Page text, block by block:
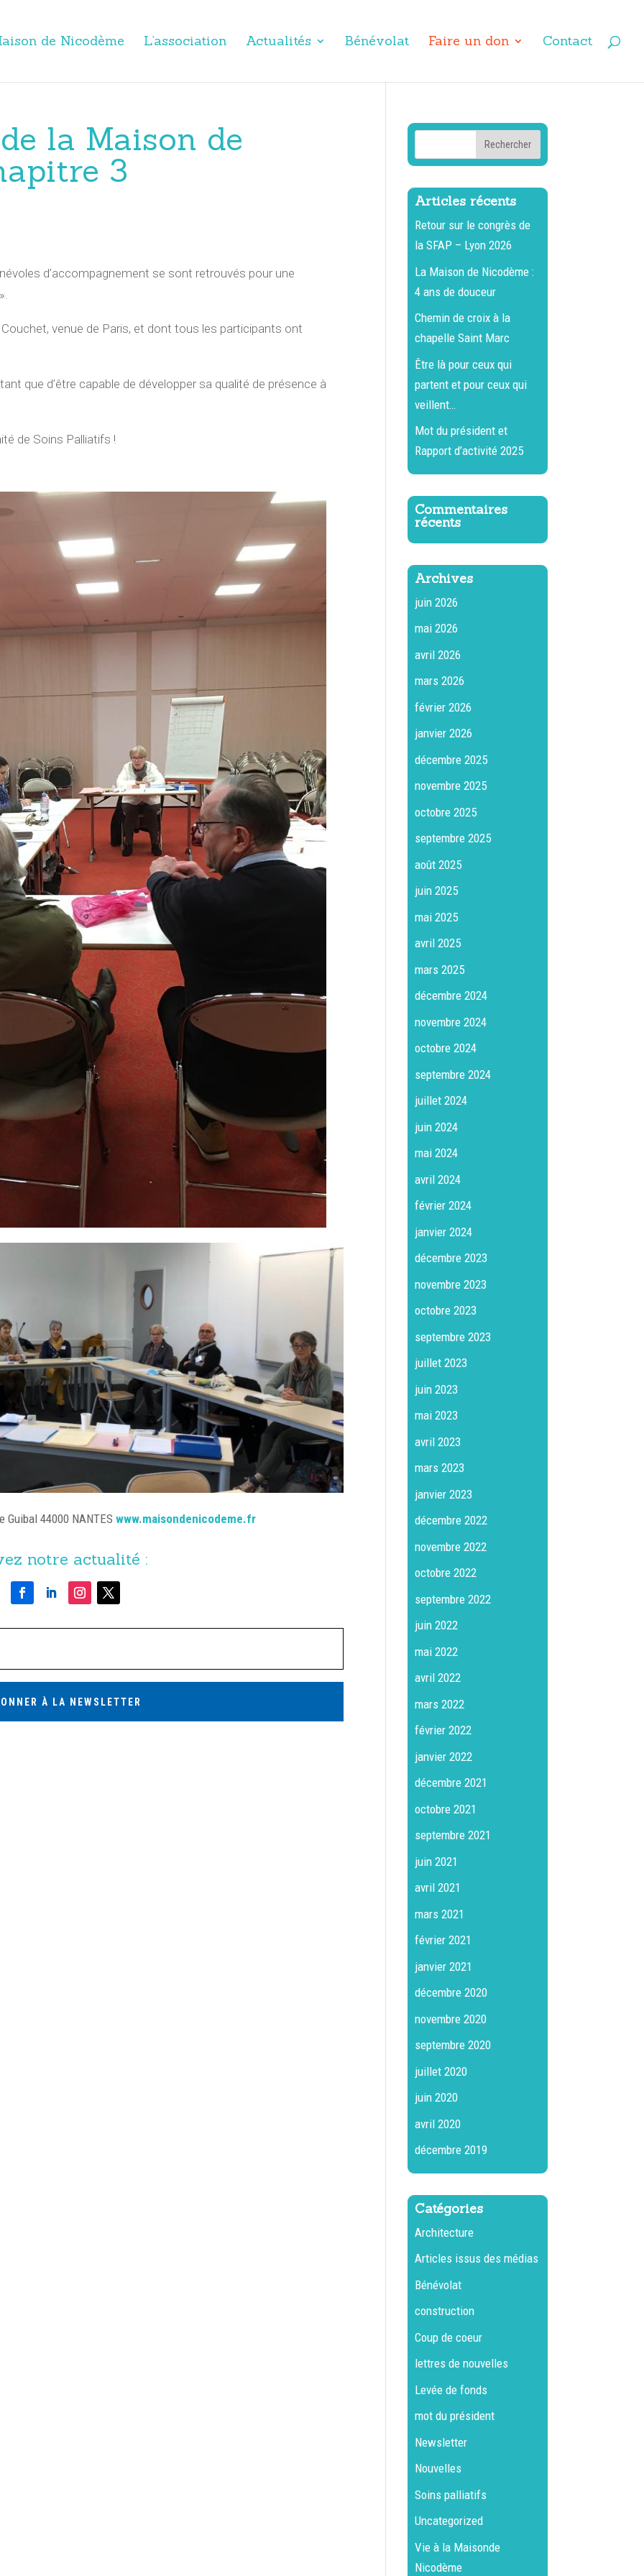
de Nicodème L’association Actualités Bénévolat Faire un don Contact
la Maison de
3
d’accompagnement se sont retrouvés pour une
venue de Paris, et dont tous les participants ont
que d’être capable de développer sa qualité de présence à
de Soins Palliatifs !
Guibal 44000 NANTES www.maisondenicodeme.fr
notre actualité :
À LA NEWSLETTER
Articles récents
Retour sur le congrès de
la SFAP – Lyon 2026
La Maison de Nicodème :
4 ans de douceur
Chemin de croix à la
chapelle Saint Marc
Être là pour ceux qui
partent et pour ceux qui
veillent…
Mot du président et
Rapport d’activité 2025
Commentaires
récents
Archives
juin 2026
mai 2026
avril 2026
mars 2026
février 2026
janvier 2026
décembre 2025
novembre 2025
octobre 2025
septembre 2025
août 2025
juin 2025
mai 2025
avril 2025
mars 2025
décembre 2024
novembre 2024
octobre 2024
septembre 2024
juillet 2024
juin 2024
mai 2024
avril 2024
février 2024
janvier 2024
décembre 2023
novembre 2023
octobre 2023
septembre 2023
juillet 2023
juin 2023
mai 2023
avril 2023
mars 2023
janvier 2023
décembre 2022
novembre 2022
octobre 2022
septembre 2022
juin 2022
mai 2022
avril 2022
mars 2022
février 2022
janvier 2022
décembre 2021
octobre 2021
septembre 2021
juin 2021
avril 2021
mars 2021
février 2021
janvier 2021
décembre 2020
novembre 2020
septembre 2020
juillet 2020
juin 2020
avril 2020
décembre 2019
Catégories
Architecture
Articles issus des médias
Bénévolat
construction
Coup de coeur
lettres de nouvelles
Levée de fonds
mot du président
Newsletter
Nouvelles
Soins palliatifs
Uncategorized
Vie à la Maisonde
Nicodème